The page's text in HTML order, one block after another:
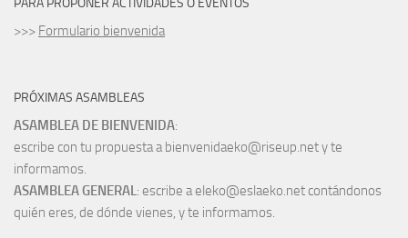
PARA PROPONER ACTIVIDADES O EVENTOS
>>> Formulario bienvenida
PRÓXIMAS ASAMBLEAS
ASAMBLEA DE BIENVENIDA:
escribe con tu propuesta a bienvenidaeko@riseup.net y te
informamos.
ASAMBLEA GENERAL: escribe a eleko@eslaeko.net contándonos
quién eres, de dónde vienes, y te informamos.